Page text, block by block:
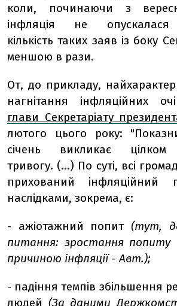
коли, починаючи з
інфляція не
кількість таких заяв із боку
меншою в рази.
От, до прикладу,
нагнітання інфляційних
глави Секретаріату
лютого цього року:
січень викликає цілком
тривогу. (...) По суті, всі
прихований інфляційний
наслідками, зокрема, є:
- ажіотажний попит (тут,
питання: зростання попиту
причиною інфляції - Авт.);
- падіння темпів збільшення
людей (За даними